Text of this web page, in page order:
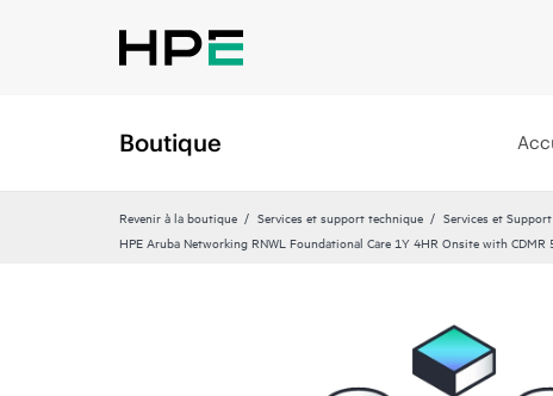
Boutique
Revenir à la boutique Services et support technique Services et Support
HPE Aruba Networking RNWL Foundational Care 1Y 4HR Onsite with CDMR